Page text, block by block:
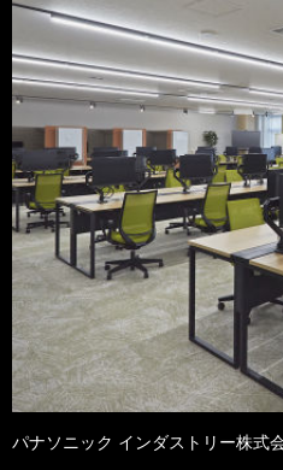
パナソニック インダストリー株式